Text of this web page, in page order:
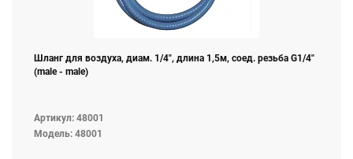
Шланг для воздуха, диам. 1/4", длина 1,5м, соед. резьба G1/4"
(male - male)
Артикул: 48001
Модель: 48001